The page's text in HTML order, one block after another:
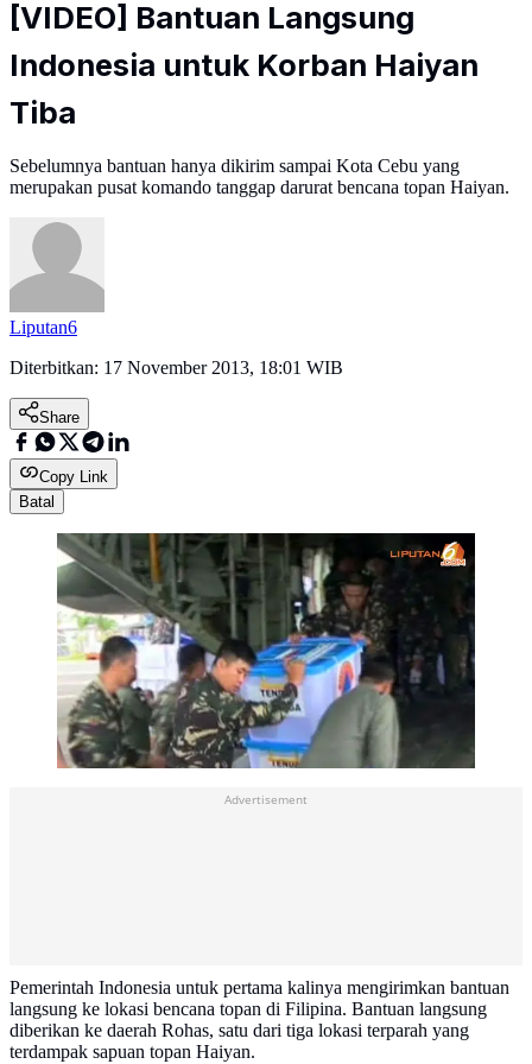
[VIDEO] Bantuan Langsung
Indonesia untuk Korban Haiyan
Tiba
Sebelumnya bantuan hanya dikirim sampai Kota Cebu yang
merupakan pusat komando tanggap darurat bencana topan Haiyan.
Liputan6
Diterbitkan: 17 November 2013, 18:01 WIB
Share
Copy Link
Batal
Advertisement
Pemerintah Indonesia untuk pertama kalinya mengirimkan bantuan
langsung ke lokasi bencana topan di Filipina. Bantuan langsung
diberikan ke daerah Rohas, satu dari tiga lokasi terparah yang
terdampak sapuan topan Haiyan.